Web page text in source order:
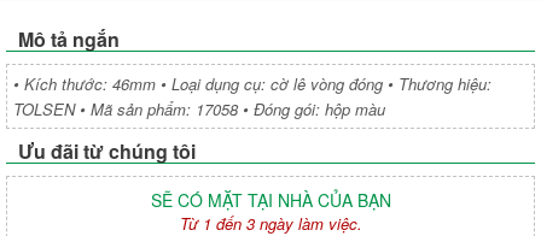
Mô tả ngắn
• Kích thước: 46mm • Loại dụng cụ: cờ lê vòng đóng • Thương hiệu:
TOLSEN • Mã sản phẩm: 17058 • Đóng gói: hộp màu
Ưu đãi từ chúng tôi
SẼ CÓ MẶT TẠI NHÀ CỦA BẠN
Từ 1 đến 3 ngày làm việc.